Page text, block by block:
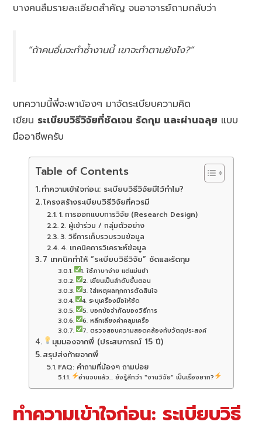
บางคนลืมรายละเอียดสำคัญ จนอาจารย์ถามกลับว่า
“ถ้าคนอื่นจะทำซ้ำงานนี้ เขาจะทำตามยังไง?”
บทความนี้พี่จะพาน้องๆ มาจัดระเบียบความคิด
เขียน ระเบียบวิธีวิจัยที่ชัดเจน รัดกุม และผ่านฉลุย แบบ
มืออาชีพครับ
Table of Contents
ทำความเข้าใจก่อน: ระเบียบวิธีวิจัยมีไว้ทำไม?
โครงสร้างระเบียบวิธีวิจัยที่ควรมี
1. การออกแบบการวิจัย (Research Design)
2. ผู้เข้าร่วม / กลุ่มตัวอย่าง
3. วิธีการเก็บรวบรวมข้อมูล
4. เทคนิคการวิเคราะห์ข้อมูล
7 เทคนิคทำให้ “ระเบียบวิธีวิจัย” ชัดและรัดกุม
1. ใช้ภาษาง่าย แต่แม่นยำ
2. เขียนเป็นลำดับขั้นตอน
3. ใส่เหตุผลทุกการตัดสินใจ
4. ระบุเครื่องมือให้ชัด
5. บอกข้อจำกัดของวิธีการ
6. หลีกเลี่ยงคำคลุมเครือ
7. ตรวจสอบความสอดคล้องกับวัตถุประสงค์
มุมมองจากพี่ (ประสบการณ์ 15 ปี)
สรุปส่งท้ายจากพี่
FAQ: คำถามที่น้องๆ ถามบ่อย
อ่านจบแล้ว... ยังรู้สึกว่า "งานวิจัย" เป็นเรื่องยาก?
ทำความเข้าใจก่อน: ระเบียบวิธี